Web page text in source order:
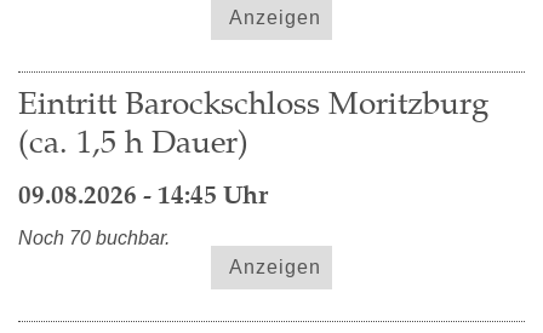
Anzeigen
Eintritt Barockschloss Moritzburg
(ca. 1,5 h Dauer)
09.08.2026 - 14:45 Uhr
Noch 70 buchbar.
Anzeigen